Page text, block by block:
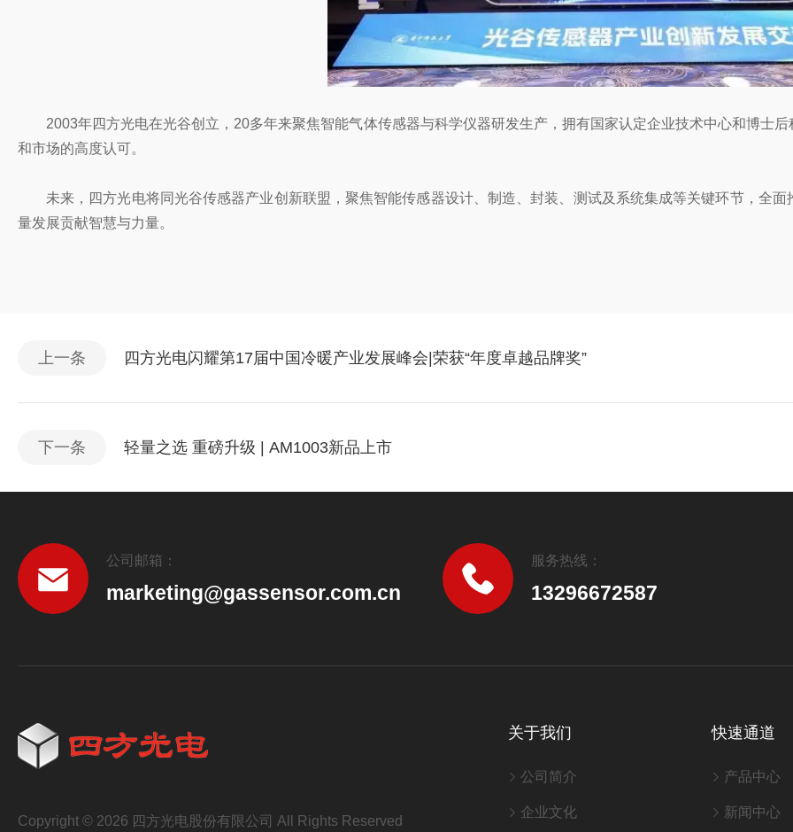
2003年四方光电在光谷创立，20多年来聚焦智能气体传感器与科学仪器研发生产，拥有国家认定企业技术中心和博士
和市场的高度认可。
未来，四方光电将同光谷传感器产业创新联盟，聚焦智能传感器设计、制造、封装、测试及系统集成等关键环节，全
量发展贡献智慧与力量。
上一条 四方光电闪耀第17届中国冷暖产业发展峰会|荣获“年度卓越品牌奖”
下一条 轻量之选 重磅升级 | AM1003新品上市
公司邮箱：
marketing@gassensor.com.cn
服务热线：
13296672587
Copyright © 2026 四方光电股份有限公司 All Rights Reserved
关于我们
公司简介
企业文化
快速通道
产品中心
新闻中心